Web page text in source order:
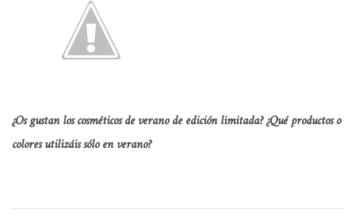
¿Os gustan los cosméticos de verano de edición limitada? ¿Qué productos o
colores utilizáis sólo en verano?